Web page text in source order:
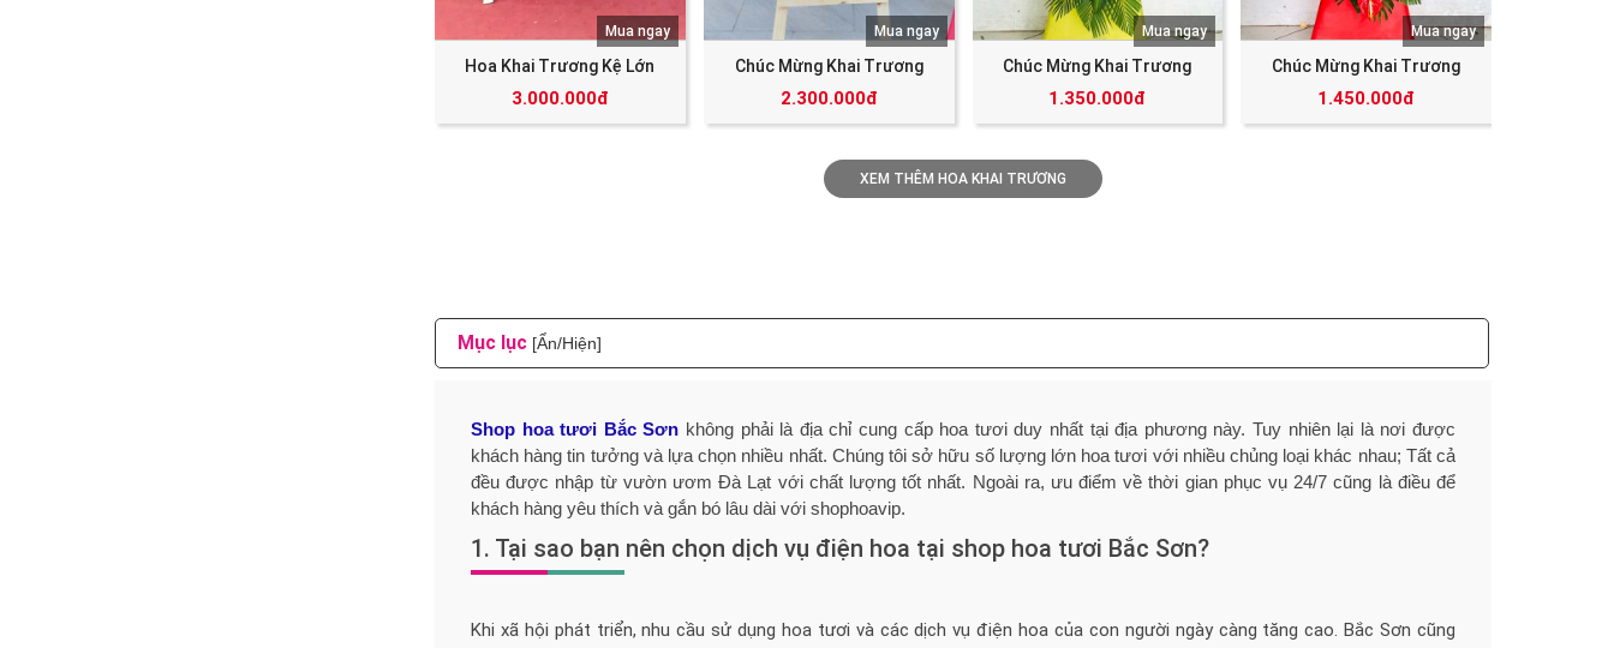
Hoa Khai Trương Kệ Lớn
3.000.000đ
Mua ngay
Chúc Mừng Khai Trương
2.300.000đ
Mua ngay
Chúc Mừng Khai Trương
1.350.000đ
Mua ngay
Chúc Mừng Khai Trương
1.450.000đ
Mua ngay
XEM THÊM HOA KHAI TRƯƠNG
Mục lục [Ẩn/Hiện]
Shop hoa tươi Bắc Sơn không phải là địa chỉ cung cấp hoa tươi duy nhất tại địa phương này. Tuy nhiên lại là nơi được
khách hàng tin tưởng và lựa chọn nhiều nhất. Chúng tôi sở hữu số lượng lớn hoa tươi với nhiều chủng loại khác nhau; Tất cả
đều được nhập từ vườn ươm Đà Lạt với chất lượng tốt nhất. Ngoài ra, ưu điểm về thời gian phục vụ 24/7 cũng là điều để
khách hàng yêu thích và gắn bó lâu dài với shophoavip.
1. Tại sao bạn nên chọn dịch vụ điện hoa tại shop hoa tươi Bắc Sơn?
Khi xã hội phát triển, nhu cầu sử dụng hoa tươi và các dịch vụ điện hoa của con người ngày càng tăng cao. Bắc Sơn cũng